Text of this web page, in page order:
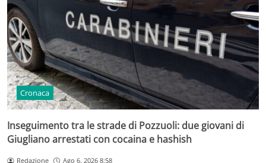
Cronaca
Inseguimento tra le strade di Pozzuoli: due giovani di
Giugliano arrestati con cocaina e hashish
Redazione Ago 6, 2026 8:58